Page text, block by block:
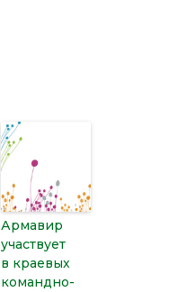
Армавир
участвует
в краевых
командно-